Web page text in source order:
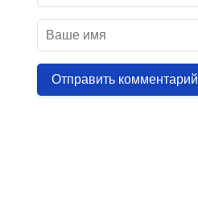
Отправить комментарий